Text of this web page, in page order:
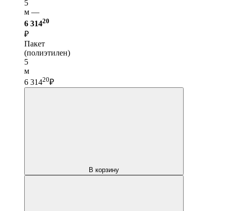
5
м —
6 31420
₽
Пакет
(полиэтилен)
5
м
6 31420₽
В корзину